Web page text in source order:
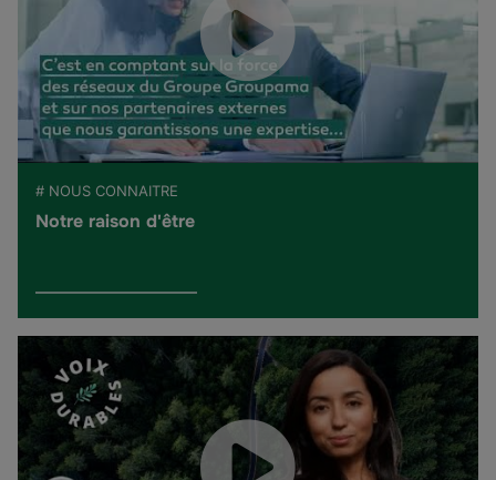
# NOUS CONNAITRE
Notre raison d'être